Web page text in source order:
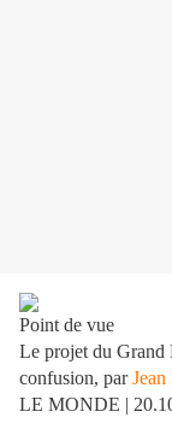
Point de vue
Le projet du Grand
confusion, par
LE MONDE |